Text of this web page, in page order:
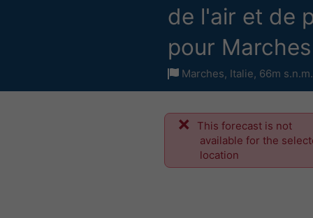
de l'air et de
pour Marches
Marches, Italie, 66m s.n.m.
This forecast is not
available for the
location